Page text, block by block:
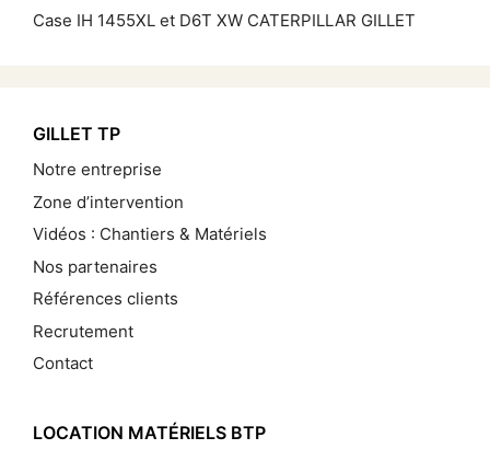
Case IH 1455XL et D6T XW CATERPILLAR GILLET
GILLET TP
Notre entreprise
Zone d’intervention
Vidéos : Chantiers & Matériels
Nos partenaires
Références clients
Recrutement
Contact
LOCATION MATÉRIELS BTP